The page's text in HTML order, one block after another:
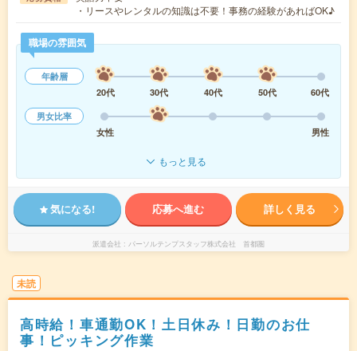
・リースやレンタルの知識は不要！事務の経験があればOK♪
職場の雰囲気
年齢層
20代
30代 40代 50代
60代
男女比率
女性
男性
もっと見る
気になる! 応募へ進む 詳しく見る
派遣会社 パーソルテンプスタッフ株式会社 首都圏
未読
高時給！車通勤OK！土日休み！日勤のお仕
事！ピッキング作業